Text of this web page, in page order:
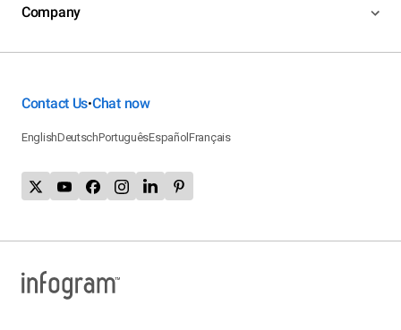
Company
Contact Us•Chat now
EnglishDeutschPortuguêsEspañolFrançais